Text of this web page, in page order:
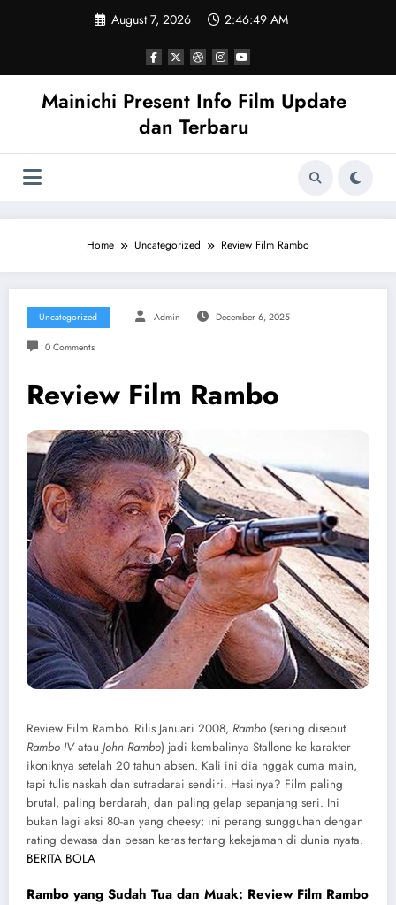
August 7, 2026 2:46:50 AM
Mainichi Present Info Film Update
dan Terbaru
Home Uncategorized Review Film Rambo
Uncategorized Admin December 6, 2025
0 Comments
Review Film Rambo
Review Film Rambo. Rilis Januari 2008, Rambo (sering disebut
Rambo IVatau John Rambo) jadi kembalinya Stallone ke karakter
ikoniknya setelah 20 tahun absen. Kali ini dia nggak cuma main,
tapi tulis naskah dan sutradarai sendiri. Hasilnya? Film paling
brutal, paling berdarah, dan paling gelap sepanjang seri. Ini
bukan lagi aksi 80-an yang cheesy; ini perang sungguhan dengan
rating dewasa dan pesan keras tentang kekejaman di dunia nyata.
BERITA BOLA
Rambo yang Sudah Tua dan Muak: Review Film Rambo